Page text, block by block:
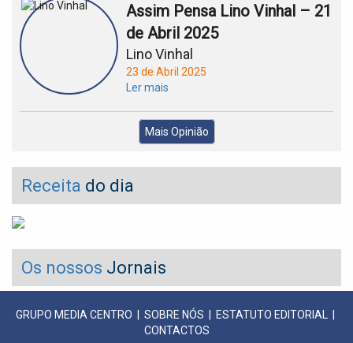
Assim Pensa Lino Vinhal – 21
de Abril 2025
Lino Vinhal
23 de Abril 2025
Ler mais
Mais Opinião
Receita do dia
Os nossos Jornais
GRUPO MEDIA CENTRO | SOBRE NÓS | ESTATUTO EDITORIAL
|
CONTACTOS